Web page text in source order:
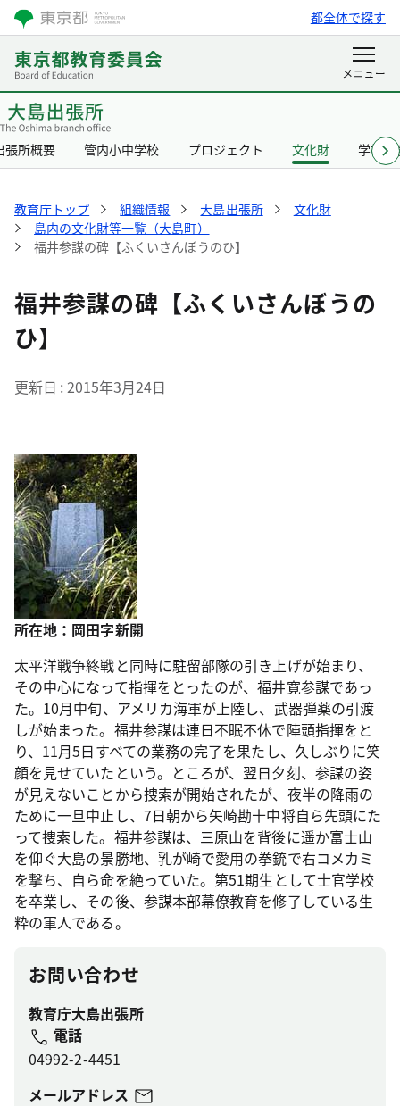
都全体で探す
張所概要 管内小中学校 プロジェクト 文化財 学校給
教育庁トップ 組織情報 大島出張所
文化財
島内の文化財等一覧（大島町）
福井参謀の碑【ふくいさんぼうのひ】
福井参謀の碑【ふくいさんぼうの
ひ】
更新日 2015年3月24日
所在地：岡田字新開
太平洋戦争終戦と同時に駐留部隊の引き上げが始まり、
その中心になって指揮をとったのが、福井寛参謀であっ
た。10月中旬、アメリカ海軍が上陸し、武器弾薬の引渡
しが始まった。福井参謀は連日不眠不休で陣頭指揮をと
り、11月5日すべての業務の完了を果たし、久しぶりに笑
顔を見せていたという。ところが、翌日夕刻、参謀の姿
が見えないことから捜索が開始されたが、夜半の降雨の
ために一旦中止し、7日朝から矢崎勘十中将自ら先頭にた
って捜索した。福井参謀は、三原山を背後に遥か富士山
を仰ぐ大島の景勝地、乳が崎で愛用の拳銃で右コメカミ
を撃ち、自ら命を絶っていた。第51期生として士官学校
を卒業し、その後、参謀本部幕僚教育を修了している生
粋の軍人である。
お問い合わせ
教育庁大島出張所
電話
04992-2-4451
メールアドレス